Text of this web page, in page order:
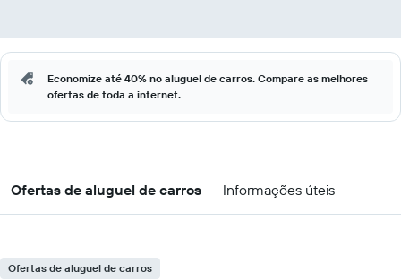
Economize até 40% no aluguel de carros. Compare as melhores
ofertas de toda a internet.
Ofertas de aluguel de carros Informações úteis
Ofertas de aluguel de carros